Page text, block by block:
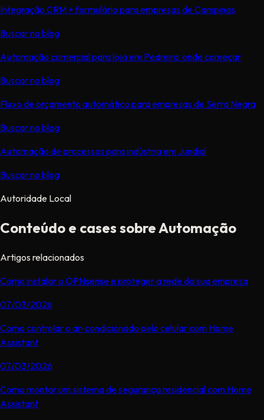
Integração CRM + formulário para empresas de Campinas
Buscar no blog
Automação comercial para loja em Pedreira: onde começar
Buscar no blog
Fluxo de orçamento automático para empresas de Serra Negra
Buscar no blog
Automação de processos para indústria em Jundiaí
Buscar no blog
Autoridade Local
Conteúdo e cases sobre Automação
Artigos relacionados
Como instalar o OPNsense e proteger a rede da sua empresa
07/03/2026
Como controlar o ar-condicionado pelo celular com Home
Assistant
07/03/2026
Como montar um sistema de segurança residencial com Home
Assistant